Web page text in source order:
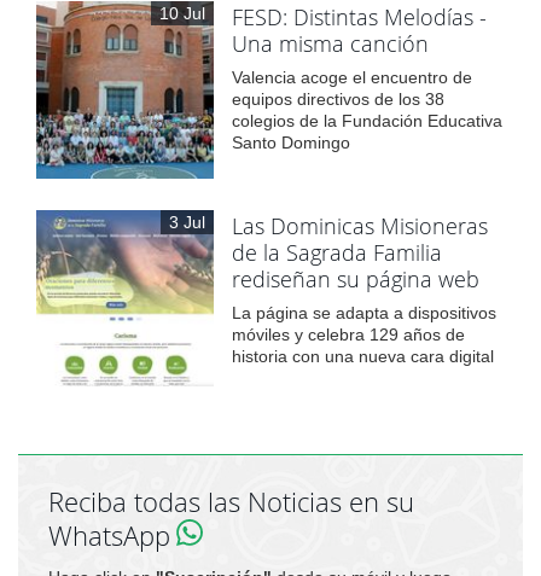
10 Jul
FESD: Distintas Melodías -
Una misma canción
Valencia acoge el encuentro de
equipos directivos de los 38
colegios de la Fundación Educativa
Santo Domingo
3 Jul
Las Dominicas Misioneras
de la Sagrada Familia
rediseñan su página web
La página se adapta a dispositivos
móviles y celebra 129 años de
historia con una nueva cara digital
Reciba todas las Noticias en su
WhatsApp